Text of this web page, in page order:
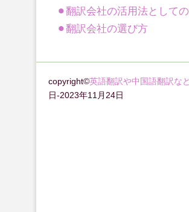
翻訳会社の活用法として
翻訳会社の選び方
copyright©英語翻訳や中国語翻訳な
日-2023年11月24日